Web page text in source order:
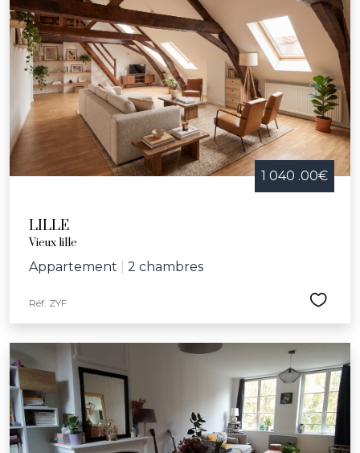
1 040 .00€
LILLE
Vieux lille
Appartement 2 chambres
Réf. ZYF